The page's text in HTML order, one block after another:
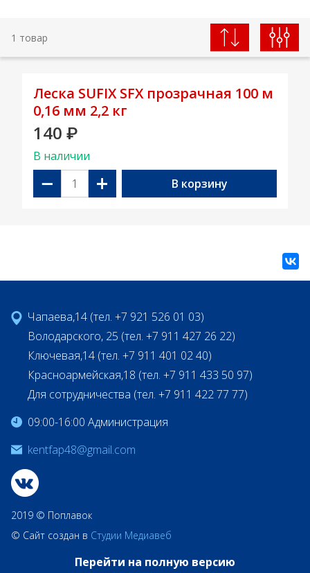
1 товар
Леска SUFIX SFX прозрачная 100 м
0,16 мм 2,2 кг
140 ₽
В наличии
− + В корзину
Чапаева,14 (тел. +7 921 526 01 03)
Володарского, 25 (тел. +7 911 427 26 22)
Ключевая,14 (тел. +7 911 401 02 40)
Красноармейская,18 (тел. +7 911 433 50 97)
Для сотрудничества (тел. +7 911 422 77 77)
09:00-16:00 Администрация
kentfap48@gmail.com
2019 © Поплавок
© Сайт создан в Студии Медиавеб
Перейти на полную версию